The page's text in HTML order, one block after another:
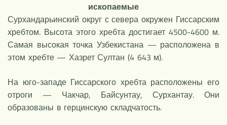
ископаемые
Сурхандарьинский округ с севера окружен Гиссарским
хребтом. Высота этого хребта достигает 4500-4600 м.
Самая высокая точка Узбекистана — расположена в
этом хребте — Хазрет Султан (4 643 м).
На юго-западе Гиссарского хребта расположены его
отроги — Чакчар, Байсунтау, Сурхантау. Они
образованы в герцинскую складчатость.